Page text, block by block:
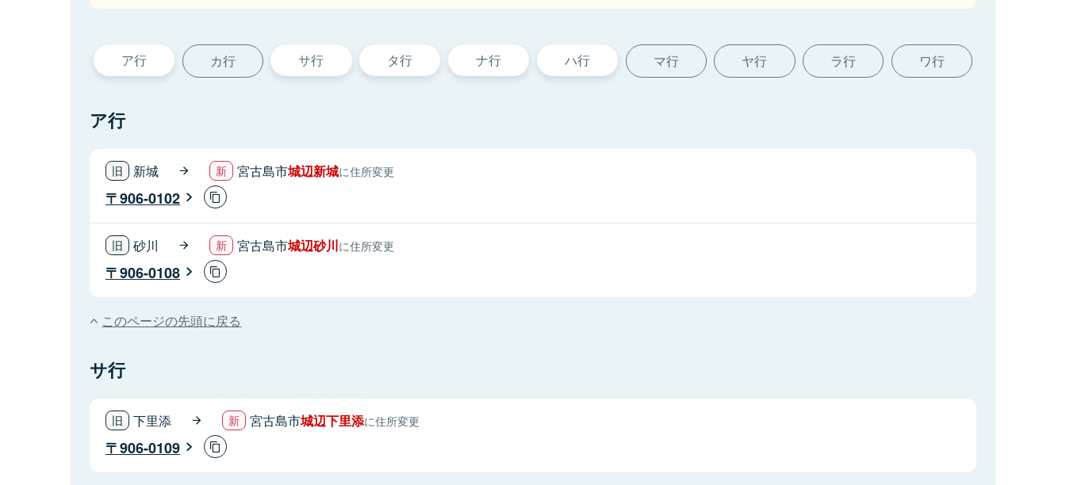
ア行 カ行 サ行 タ行 ナ行 ハ行 マ行 ヤ行 ラ行 ワ行
ア行
新城 宮古島市城辺新城に住所変更
906-0102
砂川 宮古島市城辺砂川に住所変更
906-0108
このページの先頭に戻る
サ行
下里添 宮古島市城辺下里添に住所変更
906-0109